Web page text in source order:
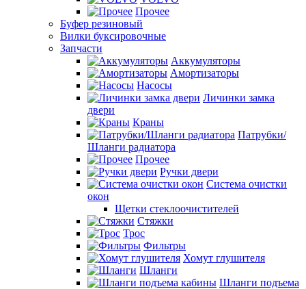
Прочее
Буфер резиновый
Вилки буксировочные
Запчасти
Аккумуляторы
Амортизаторы
Насосы
Личинки замка
двери
Краны
Патрубки/
Шланги радиатора
Прочее
Ручки двери
Система очистки
окон
Щетки стеклоочистителей
Стяжки
Трос
Фильтры
Хомут глушителя
Шланги
Шланги подъема